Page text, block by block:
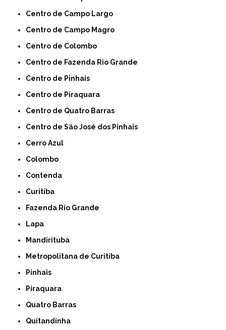
Centro de Campo Largo
Centro de Campo Magro
Centro de Colombo
Centro de Fazenda Rio Grande
Centro de Pinhais
Centro de Piraquara
Centro de Quatro Barras
Centro de São José dos Pinhais
Cerro Azul
Colombo
Contenda
Curitiba
Fazenda Rio Grande
Lapa
Mandirituba
Metropolitana de Curitiba
Pinhais
Piraquara
Quatro Barras
Quitandinha